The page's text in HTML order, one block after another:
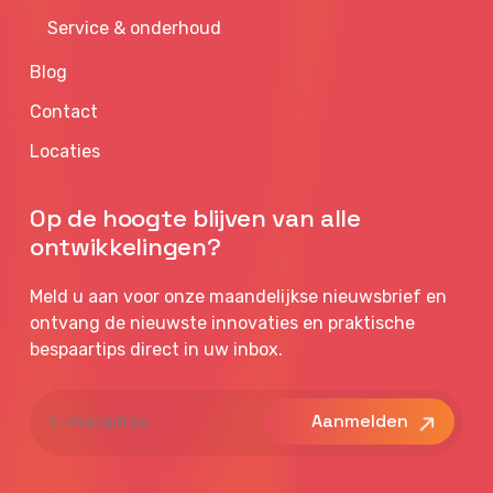
Service & onderhoud
Blog
Contact
Locaties
Op de hoogte blijven van alle
ontwikkelingen?
Meld u aan voor onze maandelijkse nieuwsbrief en
ontvang de nieuwste innovaties en praktische
bespaartips direct in uw inbox.
mailadres